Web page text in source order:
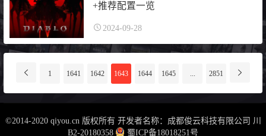
+推荐配置一览
2024-09-28
页
导
1 1641 1642 1643 1644 1645 ... 2851
©2014-2020 qiyou.cn 版权所有 开发者名称：成都俊云科技有限公司 川
B2-20180358
蜀ICP备18018251号